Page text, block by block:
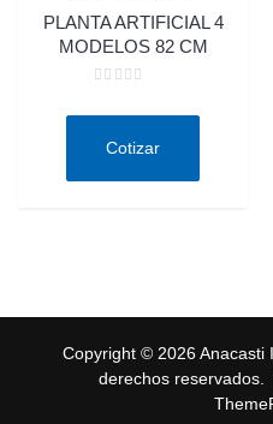
PLANTA ARTIFICIAL 4
MODELOS 82 CM
deCotizar
Copyright © 2026 Anacasti
derechos reservados.